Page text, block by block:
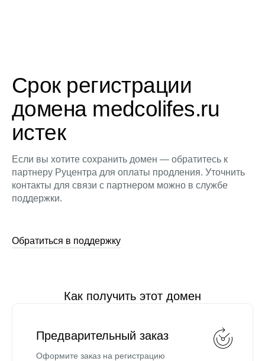
Срок регистрации
домена medcolifes.ru
истек
Если вы хотите сохранить домен — обратитесь к
партнеру Руцентра для оплаты продления. Уточнить
контакты для связи с партнером можно в службе
поддержки.
Обратиться в поддержку
Как получить этот домен
Предварительный заказ
Оформите заказ на регистрацию